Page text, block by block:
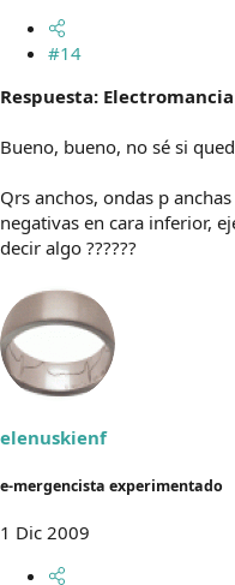
#14
Respuesta:
Bueno, bueno, no sé si
Qrs anchos, ondas p
negativas en cara inferior,
decir algo ??????
elenuskienf
e-mergencista experimentado
1 Dic 2009